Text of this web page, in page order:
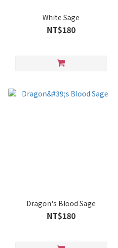
White Sage
NT$180
Dragon's Blood Sage
NT$180